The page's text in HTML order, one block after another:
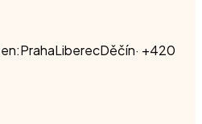
:PrahaLiberecDěčín· +420